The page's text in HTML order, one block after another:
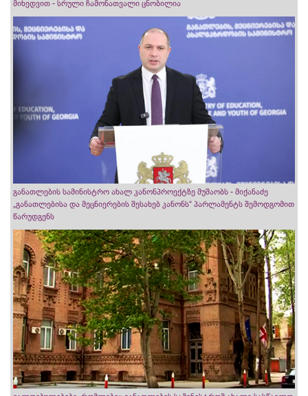
მიხედვით - სრული ჩამონათვალი ცნობილია
განათლების სამინისტრო ახალ კანონპროექტზე მუშაობს - მიქანაძე
„განათლებისა და მეცნიერების შესახებ კანონს“ პარლამენტს შემოდგომით
წარუდგენს